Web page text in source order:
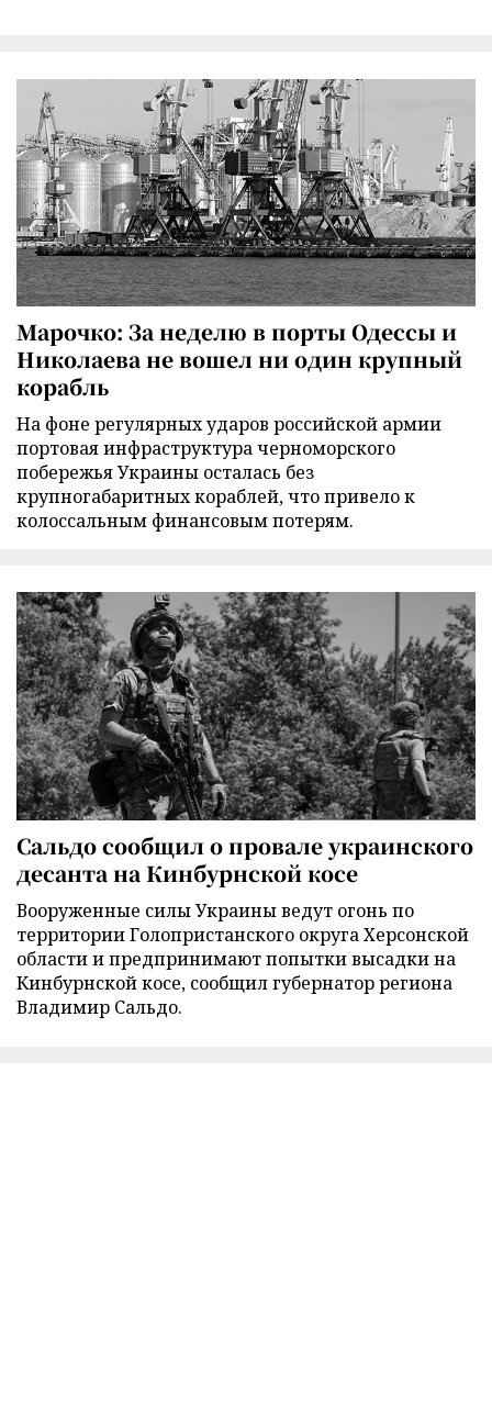
Марочко: За неделю в порты Одессы и
Николаева не вошел ни один крупный
корабль
На фоне регулярных ударов российской армии
портовая инфраструктура черноморского
побережья Украины осталась без
крупногабаритных кораблей, что привело к
колоссальным финансовым потерям.
Сальдо сообщил о провале украинского
десанта на Кинбурнской косе
Вооруженные силы Украины ведут огонь по
территории Голопристанского округа Херсонской
области и предпринимают попытки высадки на
Кинбурнской косе, сообщил губернатор региона
Владимир Сальдо.